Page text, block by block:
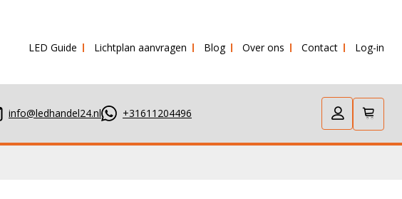
Dezelfde dag verstuurd!
LED Guide Lichtplan aanvragen Blog Over ons Contact Log-in
info@ledhandel24.nl +31611204496